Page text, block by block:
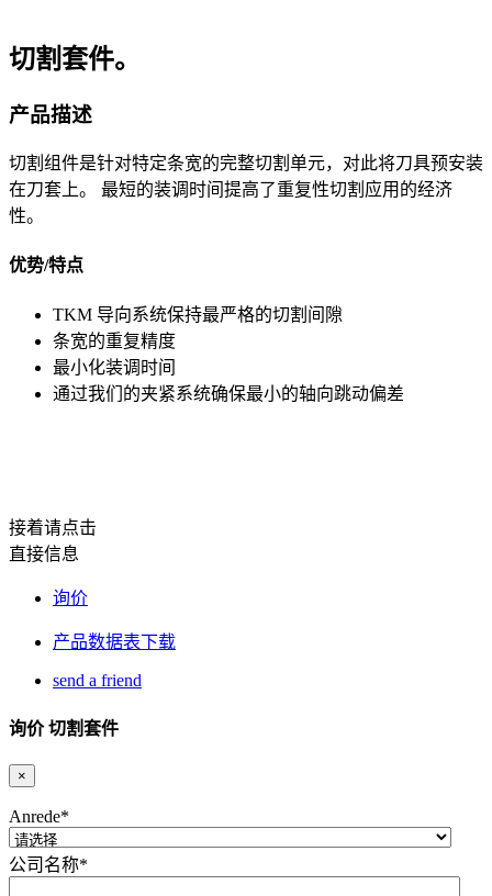
切割套件。
产品描述
切割组件是针对特定条宽的完整切割单元，对此将刀具预安装
在刀套上。 最短的装调时间提高了重复性切割应用的经济
性。
优势/特点
TKM 导向系统保持最严格的切割间隙
条宽的重复精度
最小化装调时间
通过我们的夹紧系统确保最小的轴向跳动偏差
接着请点击
直接信息
询价
产品数据表下载
send a friend
询价 切割套件
×
Anrede*
公司名称*